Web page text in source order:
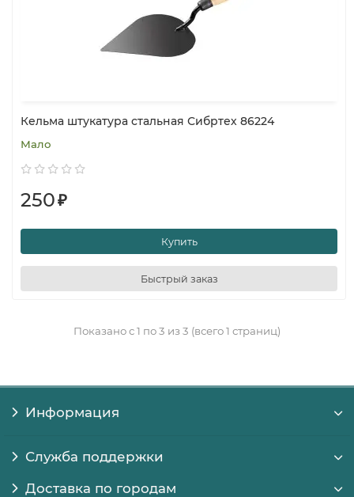
Кельма штукатура стальная Сибртех 86224
Мало
250₽
Купить
Быстрый заказ
Показано с 1 по 3 из 3 (всего 1 страниц)
Информация
Служба поддержки
Доставка по городам